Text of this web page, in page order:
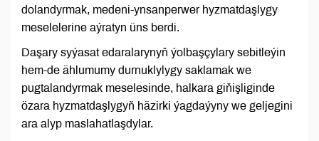
dolandyrmak, medeni-ynsanperwer hyzmatdaşlygy
meselelerine aýratyn üns berdi.
Daşary syýasat edaralarynyň ýolbaşçylary sebitleýin
hem-de ählumumy durnuklylygy saklamak we
pugtalandyrmak meselesinde, halkara giňişliginde
özara hyzmatdaşlygyň häzirki ýagdaýyny we geljegini
ara alyp maslahatlaşdylar.